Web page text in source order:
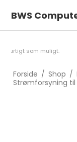
BWS
Forside / Shop /
Strømforsyning